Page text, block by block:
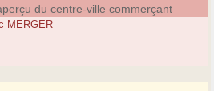
du centre-ville commerçant
MERGER